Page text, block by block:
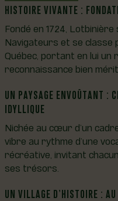
HISTOIRE VIVANTE :
Fondé en 1724,
Navigateurs et se classe
Québec, portant en lui un
reconnaissance bien
UN PAYSAGE ENVOÛTANT :
IDYLLIQUE
Nichée au cœur d’un
vibre au rythme d’une
récréative, invitant
ses trésors.
UN VILLAGE D’HISTOIRE :